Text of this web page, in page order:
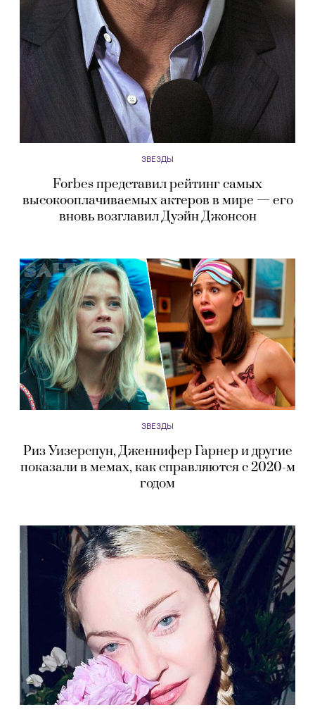
ЗВЕЗДЫ
Forbes представил рейтинг самых
высокооплачиваемых актеров в мире — его
вновь возглавил Дуэйн Джонсон
ЗВЕЗДЫ
Риз Уизерспун, Дженнифер Гарнер и другие
показали в мемах, как справляются с 2020-м
годом